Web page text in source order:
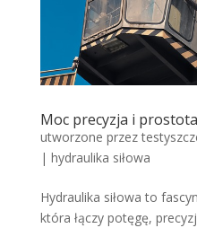
Moc precyzja i prostota
utworzone przez
| hydraulika siłowa
Hydraulika siłowa to
która łączy potęgę,